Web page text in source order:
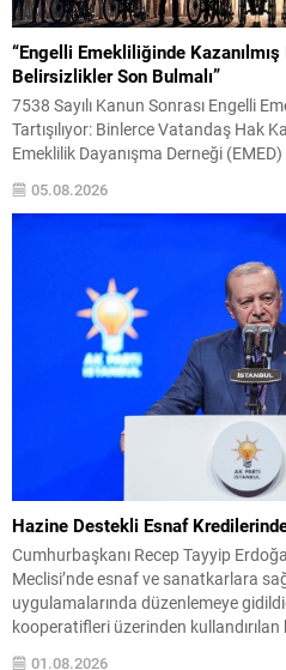
“Engelli Emekliliğinde
Belirsizlikler Son Bulmalı”
7538 Sayılı Kanun Sonrası Engelli
Tartışılıyor: Binlerce Vatandaş Hak
Emeklilik Dayanışma Derneği
Sağlık Sigortası Kanunu’nda
ardından engelli emekliliği
05.08.2026
Hazine Destekli Esnaf
Cumhurbaşkanı Recep Tayyip
Meclisi’nde esnaf ve sanatkarlara
uygulamalarında düzenlemeye
kooperatifleri üzerinden
genişletildi. TESKOMB’un 2026/4
01.08.2026